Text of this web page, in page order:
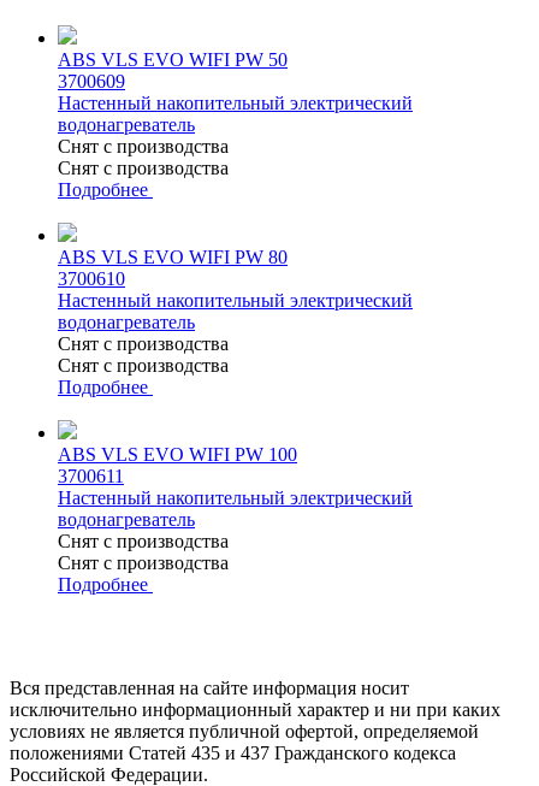
ABS VLS EVO WIFI PW 50
3700609
Настенный накопительный электрический
водонагреватель
Снят с производства
Снят с производства
Подробнее
ABS VLS EVO WIFI PW 80
3700610
Настенный накопительный электрический
водонагреватель
Снят с производства
Снят с производства
Подробнее
ABS VLS EVO WIFI PW 100
3700611
Настенный накопительный электрический
водонагреватель
Снят с производства
Снят с производства
Подробнее
Вся представленная на сайте информация носит
исключительно информационный характер и ни при каких
условиях не является публичной офертой, определяемой
положениями Статей 435 и 437 Гражданского кодекса
Российской Федерации.